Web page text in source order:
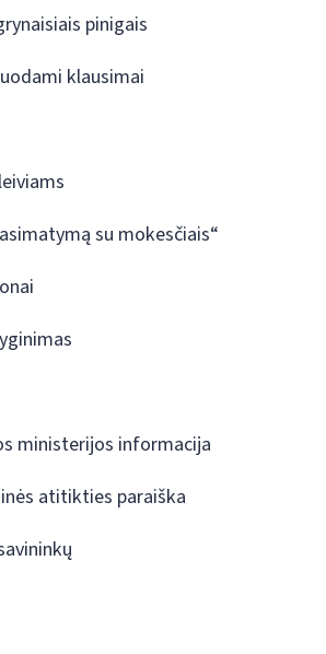
pinigais
klausimai
su mokesčiais“
ministerijos informacija
atitikties paraiška